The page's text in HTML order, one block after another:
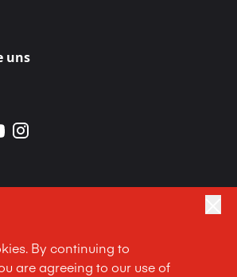
By continuing to
are agreeing to our use of
uns
Trafficking Statement |
Statement | Terms and Conditions